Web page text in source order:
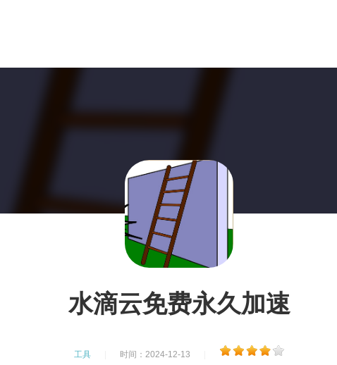
水滴云免费永久加速
工具 时间：2024-12-13